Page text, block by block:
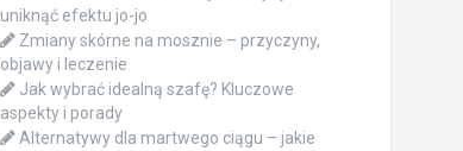
uniknąć efektu jo-jo
Zmiany skórne na mosznie – przyczyny,
objawy i leczenie
Jak wybrać idealną szafę? Kluczowe
aspekty i porady
Alternatywy dla martwego ciągu – jakie